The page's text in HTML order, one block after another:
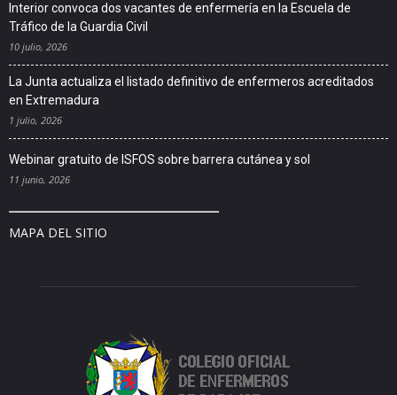
Interior convoca dos vacantes de enfermería en la Escuela de
Tráfico de la Guardia Civil
10 julio, 2026
La Junta actualiza el listado definitivo de enfermeros acreditados
en Extremadura
1 julio, 2026
Webinar gratuito de ISFOS sobre barrera cutánea y sol
11 junio, 2026
MAPA DEL SITIO